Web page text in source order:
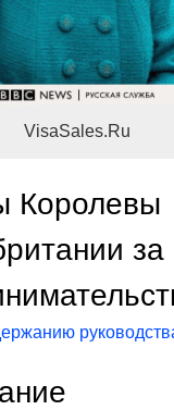
VisaSales.Ru
Королевы
за